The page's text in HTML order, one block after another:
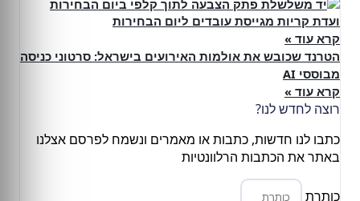
ועדת קריות מגייסת עובדים ליום הבחירות
קרא עוד »
הטרנד שכובש את אולמות האירועים בישראל: סרטוני כניסה
מבוססי AI
קרא עוד »
רוצה לחדש לנו?
כתבו לנו חדשות, כתבות או מאמרים ונשמח לפרסם אצלנו
באתר את הכתבות הרלוונטיות
כותרת